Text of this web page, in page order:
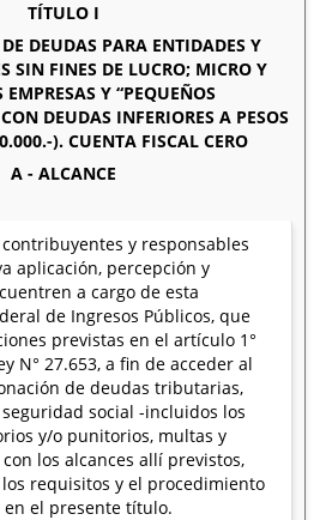
TÍTULO I
DEUDAS PARA ENTIDADES Y
SIN FINES DE LUCRO; MICRO Y
EMPRESAS Y “PEQUEÑOS
DEUDAS INFERIORES A PESOS
). CUENTA FISCAL CERO
A - ALCANCE
contribuyentes y responsables
aplicación, percepción y
a cargo de esta
de Ingresos Públicos, que
previstas en el artículo 1°
N° 27.653, a fin de acceder al
de deudas tributarias,
social -incluidos los
y/o punitorios, multas y
los alcances allí previstos,
requisitos y el procedimiento
en el presente título.